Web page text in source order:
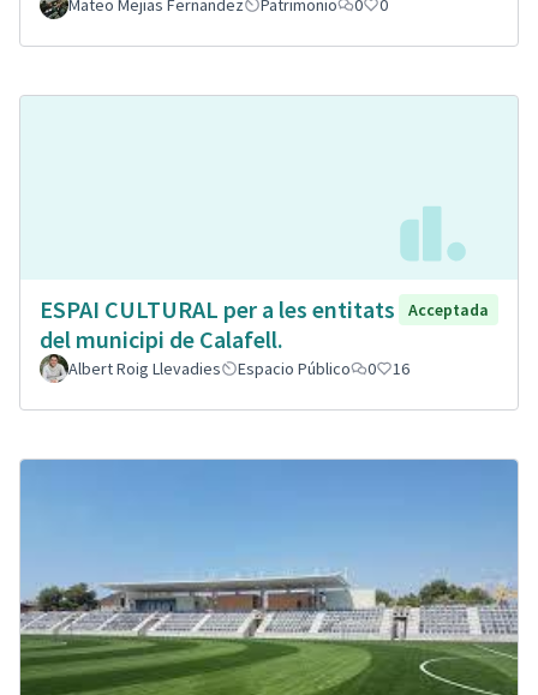
Mateo Mejias Fernandez Patrimonio 0 0
ESPAI CULTURAL per a les entitats
del municipi de Calafell.
Acceptada
Albert Roig Llevadies Espacio Público 0 16